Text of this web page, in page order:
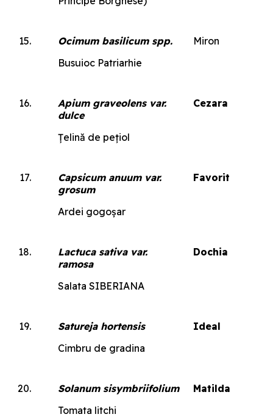
Ocimum basilicum spp.
Busuioc Patriarhie
Miron
Apium graveolens var.
dulce
Țelină de pețiol
Cezara
Capsicum anuum var.
grosum
Ardei gogoșar
Favorit
Lactuca sativa var.
ramosa
Salata SIBERIANA
Dochia
Satureja hortensis
Cimbru de gradina
Ideal
Solanum sisymbriifolium
Tomata litchi
Matilda